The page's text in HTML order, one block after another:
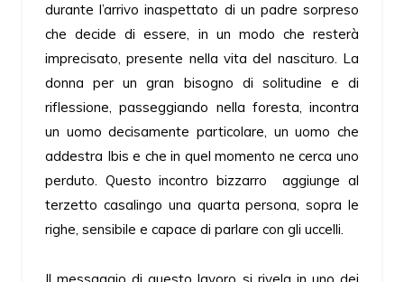
durante l’arrivo inaspettato di un padre sorpreso
che decide di essere, in un modo che resterà
imprecisato, presente nella vita del nascituro. La
donna per un gran bisogno di solitudine e di
riflessione, passeggiando nella foresta, incontra
un uomo decisamente particolare, un uomo che
addestra Ibis e che in quel momento ne cerca uno
perduto. Questo incontro bizzarro aggiunge al
terzetto casalingo una quarta persona, sopra le
righe, sensibile e capace di parlare con gli uccelli.